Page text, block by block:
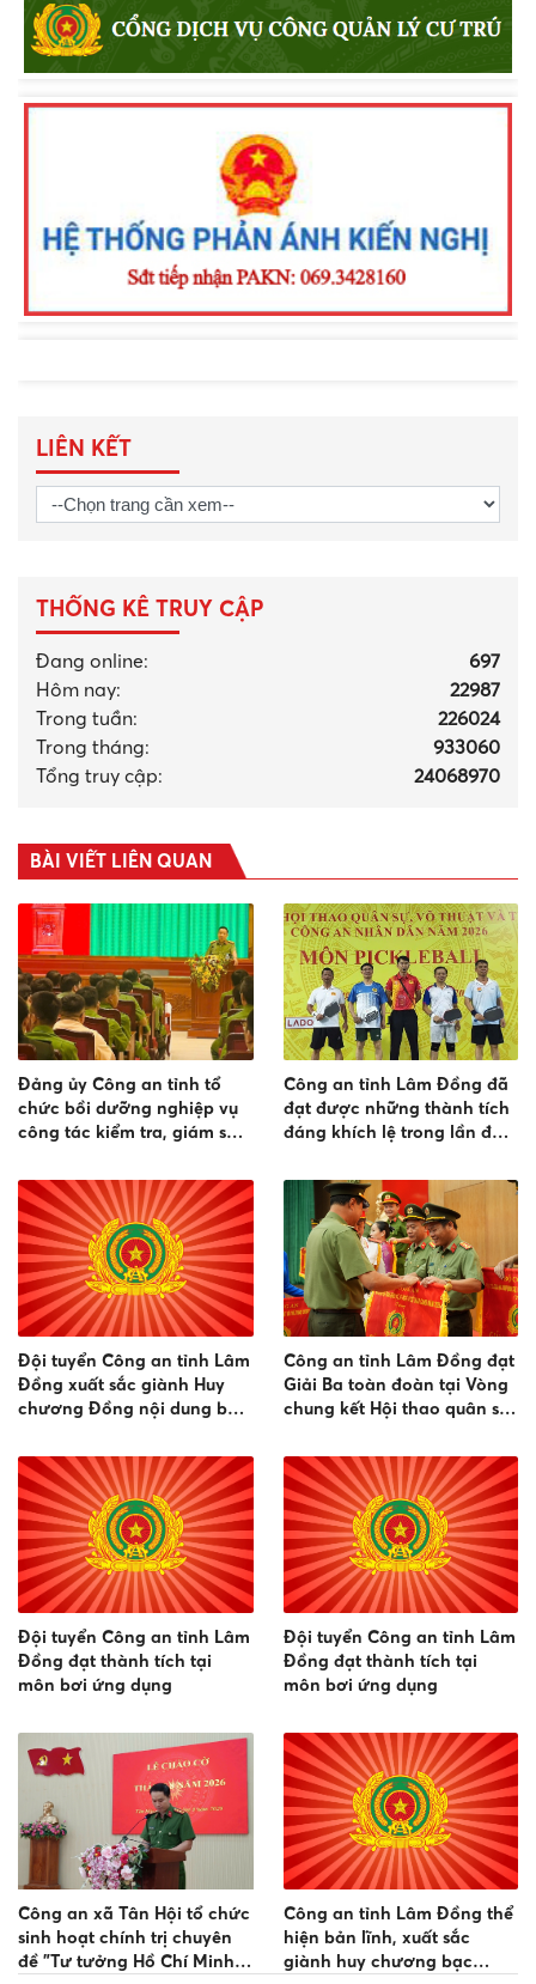
thông, phòng chống đuối nước và
trợ
phường Nam Gia Nghĩa trong đấu
tranh phòng, chống tội phạm
LIÊN KẾT
THỐNG KÊ TRUY CẬP
Đang online:
697
Hôm nay:
22987
Trong tuần:
226024
Trong tháng:
933060
Tổng truy cập:
24068970
BÀI VIẾT LIÊN QUAN
Đảng ủy Công an tỉnh tổ
chức bồi dưỡng nghiệp vụ
công tác kiểm tra, giám sát
dưỡng kỹ năng thực hiện
giao dịch điện tử năm 2026
Công an tỉnh Lâm Đồng đã
đạt được những thành tích
đáng khích lệ trong lần đầu
Pickleball, tại Vòng chung
kết Hội thao Công an nhân
dân năm 2026
Đội tuyển Công an tỉnh Lâm
Đồng xuất sắc giành Huy
chương Đồng nội dung bắn
Chung kết Hội thao CAND
năm 2026
Công an tỉnh Lâm Đồng đạt
Giải Ba toàn đoàn tại Vòng
chung kết Hội thao quân sự,
năm 2026
Đội tuyển Công an tỉnh Lâm
Đồng đạt thành tích tại
môn bơi ứng dụng
Đội tuyển Công an tỉnh Lâm
Đồng đạt thành tích tại
môn bơi ứng dụng
Công an xã Tân Hội tổ chức
sinh hoạt chính trị chuyên
đề "Tư tưởng Hồ Chí Minh
Công an tỉnh Lâm Đồng thể
hiện bản lĩnh, xuất sắc
giành huy chương bạc